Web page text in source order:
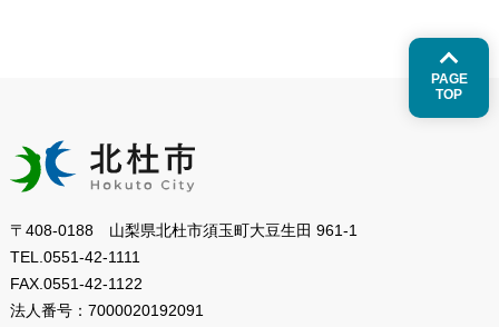
PAGE
TOP
〒408-0188 山梨県北杜市須玉町大豆生田 961-1
TEL. 0551-42-1111
FAX. 0551-42-1122
法人番号： 7000020192091